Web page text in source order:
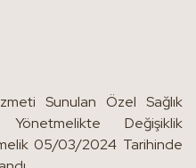
Sunulan Özel Sağlık
Yönetmelikte Değişiklik
05/03/2024 Tarihinde